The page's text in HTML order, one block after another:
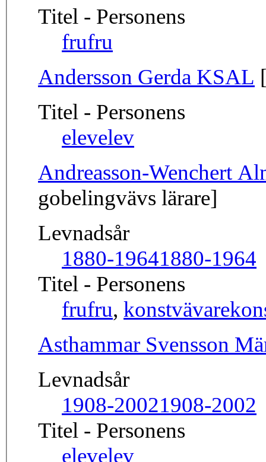
Titel - Personens
frufru
Andersson Gerda KSAL
Titel - Personens
elevelev
Andreasson-Wenchert
gobelingvävs lärare]
Levnadsår
1880-19641880-1964
Titel - Personens
frufru, konstvävare
Asthammar Svensson
Levnadsår
1908-20021908-2002
Titel - Personens
elevelev